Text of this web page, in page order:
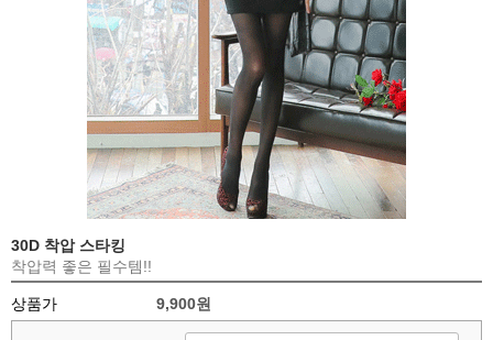
30D 착압 스타킹
착압력 좋은 필수템!!
상품가 9,900원